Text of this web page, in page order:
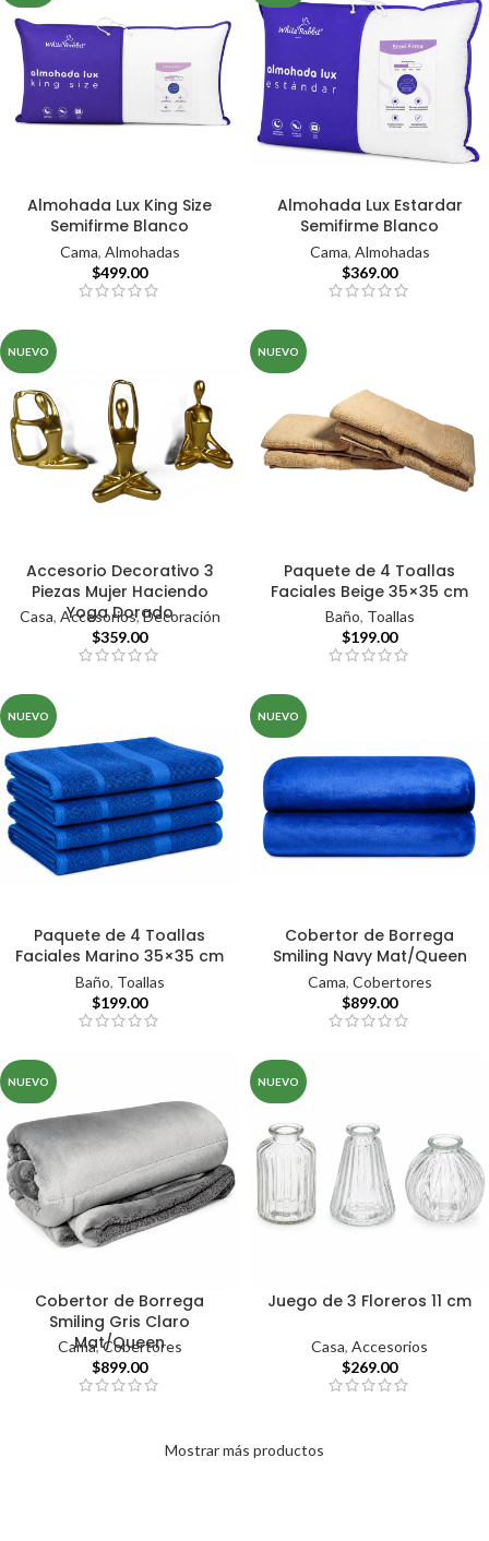
Almohada Lux King Size
Semifirme Blanco
Cama, Almohadas
$499.00
Almohada Lux Estardar
Semifirme Blanco
Cama, Almohadas
$369.00
NUEVO
Accesorio Decorativo 3
Piezas Mujer Haciendo
Yoga Dorado
Casa, Accesorios,Decoración
$359.00
NUEVO
Paquete de 4 Toallas
Faciales Beige 35×35 cm
Baño, Toallas
$199.00
NUEVO
Paquete de 4 Toallas
Faciales Marino 35×35 cm
Baño, Toallas
$199.00
NUEVO
Cobertor de Borrega
Smiling Navy Mat/Queen
Cama, Cobertores
$899.00
NUEVO
Cobertor de Borrega
Smiling Gris Claro
Mat/Queen
Cama,Cobertores
$899.00
NUEVO
Juego de 3 Floreros 11 cm
Casa, Accesorios
$269.00
Mostrar más productos